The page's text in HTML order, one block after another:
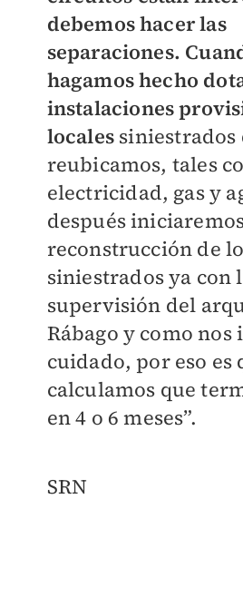
debemos hacer las
separaciones.
hagamos hecho
instalaciones
localessiniestrados
reubicamos, tales
electricidad, gas y
después
reconstrucción de
siniestrados ya con
supervisión del
Rábago y como nos
cuidado, por eso es
calculamos que
en 4 o 6 meses”.
SRN